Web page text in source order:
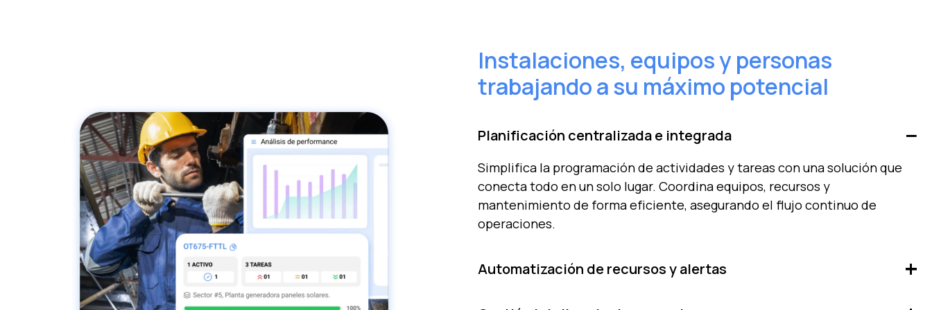
Instalaciones, equipos y personas
trabajando a su máximo potencial
Planificación centralizada e integrada
Simplifica la programación de actividades y tareas con una solución que
conecta todo en un solo lugar. Coordina equipos, recursos y
mantenimiento de forma eficiente, asegurando el flujo continuo de
operaciones.
Automatización de recursos y alertas